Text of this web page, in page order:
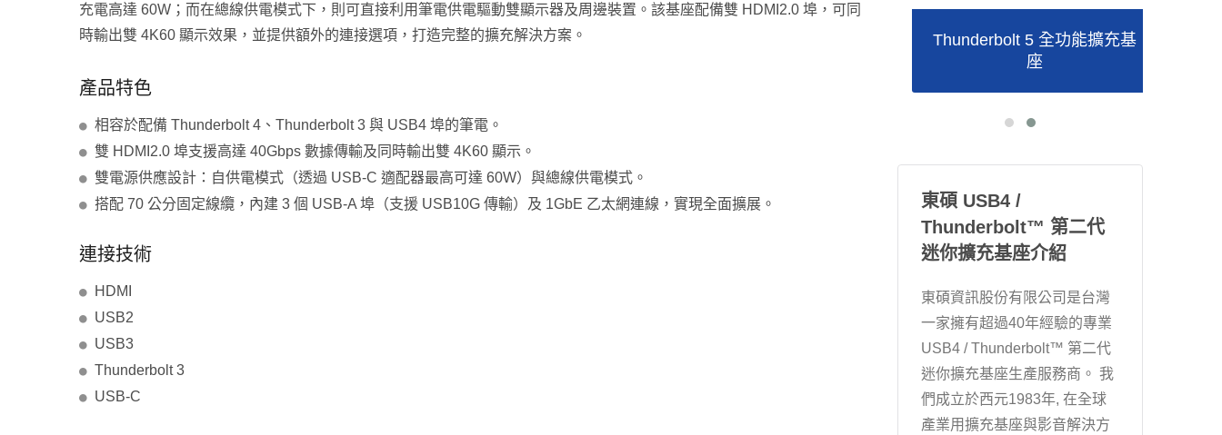
充電高達 60W；而在總線供電模式下，則可直接利用筆電供電驅動雙顯示器及周邊裝置。該基座配備雙 HDMI2.0 埠，可同
時輸出雙 4K60 顯示效果，並提供額外的連接選項，打造完整的擴充解決方案。
產品特色
相容於配備 Thunderbolt 4、Thunderbolt 3 與 USB4 埠的筆電。
雙 HDMI2.0 埠支援高達 40Gbps 數據傳輸及同時輸出雙 4K60 顯示。
雙電源供應設計：自供電模式（透過 USB-C 適配器最高可達 60W）與總線供電模式。
搭配 70 公分固定線纜，內建 3 個 USB-A 埠（支援 USB10G 傳輸）及 1GbE 乙太網連線，實現全面擴展。
連接技術
HDMI
USB2
USB3
Thunderbolt 3
USB-C
P2P 點對點無線顯示器轉接器
Thunderbolt 5 全功能擴充基
Thunderbolt 5 全功能擴充基
座
東碩 USB4 /
Thunderbolt™ 第二代
迷你擴充基座介紹
東碩資訊股份有限公司是台灣
一家擁有超過40年經驗的專業
USB4 / Thunderbolt™ 第二代
迷你擴充基座生產服務商。 我
們成立於西元1983年, 在全球
產業用擴充基座與影音解決方